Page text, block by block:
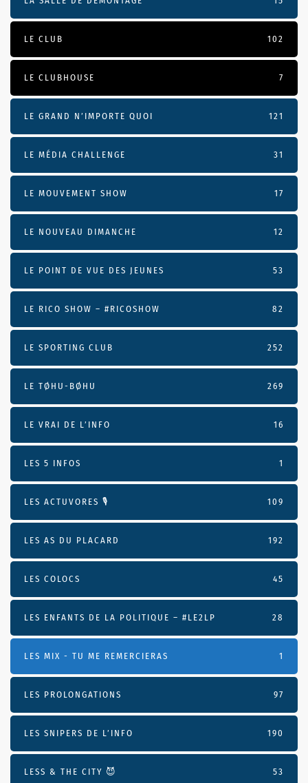
LE CLUB 102
LE CLUBHOUSE 7
LE GRAND N’IMPORTE QUOI 121
LE MÉDIA CHALLENGE 31
LE MOUVEMENT SHOW 17
LE NOUVEAU DIMANCHE 12
LE POINT DE VUE DES JEUNES 53
LE RICO SHOW – #RICOSHOW 82
LE SPORTING CLUB 252
LE TØHU-BØHU 269
LE VRAI DE L’INFO 16
LES 5 INFOS 1
LES ACTUVORES 🎙 109
LES AS DU PLACARD 192
LES COLOCS 45
LES ENFANTS DE LA POLITIQUE – #LE2LP 28
LES MIX - TU ME REMERCIERAS 1
LES PROLONGATIONS 97
LES SNIPERS DE L’INFO 190
LESS & THE CITY 😈 53